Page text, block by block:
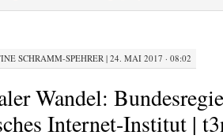
SCHRAMM-SPEHRER | 24. MAI 2017 · 08:02
Wandel:
Internet-Institut |